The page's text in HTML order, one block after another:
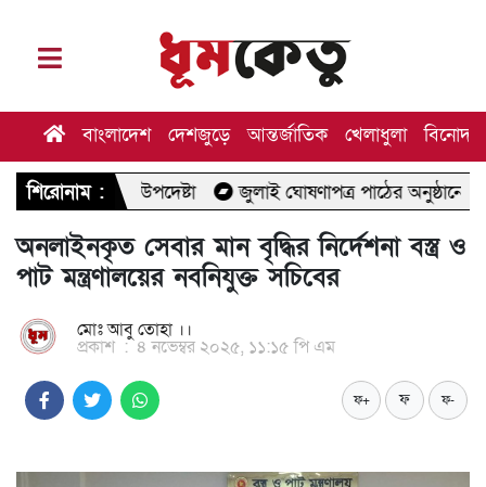
বাংলাদেশ দেশজুড়ে আন্তর্জাতিক খেলাধুলা বিনোদন
শিরোনাম :
উপদেষ্টা জুলাই ঘোষণাপত্র পাঠের অনুষ্ঠানে যাচ্ছেন মির্জা
অনলাইনকৃত সেবার মান বৃদ্ধির নির্দেশনা বস্ত্র ও
পাট মন্ত্রণালয়ের নবনিযুক্ত সচিবের
মোঃ আবু তোহা ।।
প্রকাশ :৪ নভেম্বর ২০২৫, ১১:১৫ পি এম
ফ+ ফ ফ-